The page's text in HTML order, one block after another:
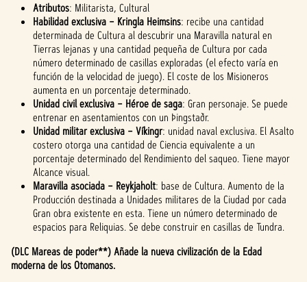
Atributos: Militarista, Cultural
Habilidad exclusiva – Kringla Heimsins: recibe una cantidad
determinada de Cultura al descubrir una Maravilla natural en
Tierras lejanas y una cantidad pequeña de Cultura por cada
número determinado de casillas exploradas (el efecto varía en
función de la velocidad de juego). El coste de los Misioneros
aumenta en un porcentaje determinado.
Unidad civil exclusiva – Héroe de saga: Gran personaje. Se puede
entrenar en asentamientos con un Þingstaðr.
Unidad militar exclusiva – Víkingr: unidad naval exclusiva. El Asalto
costero otorga una cantidad de Ciencia equivalente a un
porcentaje determinado del Rendimiento del saqueo. Tiene mayor
Alcance visual.
Maravilla asociada – Reykjaholt: base de Cultura. Aumento de la
Producción destinada a Unidades militares de la Ciudad por cada
Gran obra existente en esta. Tiene un número determinado de
espacios para Reliquias. Se debe construir en casillas de Tundra.
(DLC Mareas de poder**) Añade la nueva civilización de la Edad
moderna de los Otomanos.